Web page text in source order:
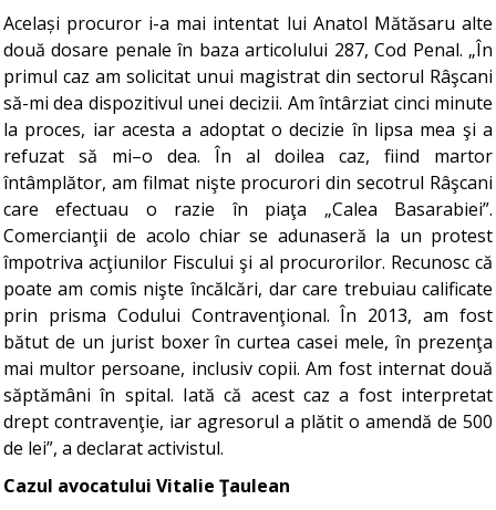
Același procuror i-a mai intentat lui Anatol Mătăsaru alte
două dosare penale în baza articolului 287, Cod Penal. „În
primul caz am solicitat unui magistrat din sectorul Râşcani
să-mi dea dispozitivul unei decizii. Am întârziat cinci minute
la proces, iar acesta a adoptat o decizie în lipsa mea şi a
refuzat să mi–o dea. În al doilea caz, fiind martor
întâmplător, am filmat nişte procurori din secotrul Râşcani
care efectuau o razie în piaţa „Calea Basarabiei”.
Comercianţii de acolo chiar se adunaseră la un protest
împotriva acţiunilor Fiscului şi al procurorilor. Recunosc că
poate am comis nişte încălcări, dar care trebuiau calificate
prin prisma Codului Contravenţional. În 2013, am fost
bătut de un jurist boxer în curtea casei mele, în prezenţa
mai multor persoane, inclusiv copii. Am fost internat două
săptămâni în spital. Iată că acest caz a fost interpretat
drept contravenţie, iar agresorul a plătit o amendă de 500
de lei”, a declarat activistul.
Cazul avocatului Vitalie Ţaulean